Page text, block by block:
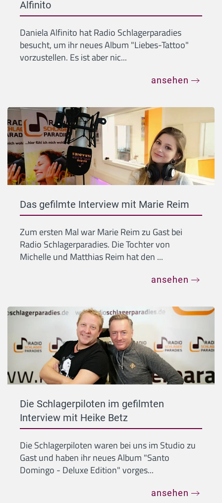
Alfinito
Daniela Alfinito hat Radio Schlagerparadies
besucht, um ihr neues Album "Liebes-Tattoo"
vorzustellen. Es ist aber nic...
ansehen
Das gefilmte Interview mit Marie Reim
Zum ersten Mal war Marie Reim zu Gast bei
Radio Schlagerparadies. Die Tochter von
Michelle und Matthias Reim hat den ...
ansehen
Die Schlagerpiloten im gefilmten
Interview mit Heike Betz
Die Schlagerpiloten waren bei uns im Studio zu
Gast und haben ihr neues Album "Santo
Domingo - Deluxe Edition" vorges...
ansehen